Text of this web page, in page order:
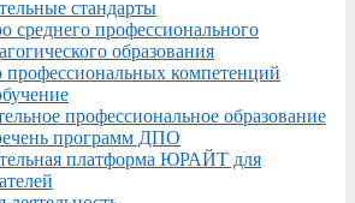
стандарты
среднего профессионального
образования
компетенций
профессиональное образование
программ ДПО
платформа ЮРАЙТ для